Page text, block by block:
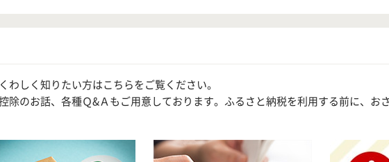
しく知りたい方はこちらをご覧ください。
除のお話、各種Ｑ&Ａもご用意しております。ふるさと納税を利用する前に、お